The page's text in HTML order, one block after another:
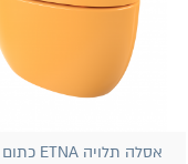
אסלה תלויה ETNA כתום בהיר